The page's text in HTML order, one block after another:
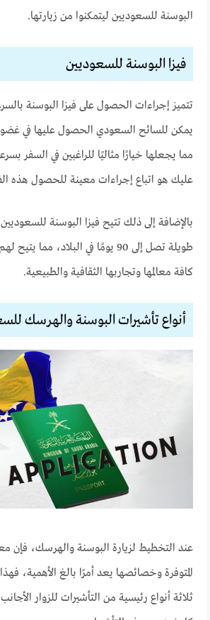
البوسنة للسعوديين ليتمكنوا من زيارتها.
فيزا البوسنة للسعوديين
تتميز إجراءات الحصول على فيزا البوسنة
يمكن للسائح السعودي الحصول عليها في
مما يجعلها خيارًا مثاليًا للراغبين في السفر
عليك هو اتباع إجراءات معينة للحصول هذه
بالإضافة إلى ذلك تتيح فيزا البوسنة للسعوديين
طويلة تصل إلى 90 يومًا في البلاد،
كافة معالمها وتجاربها الثقافية والطبيعية.
أنواع تأشيرات البوسنة والهرسك
عند التخطيط لزيارة البوسنة والهرسك، فإن
المتوفرة وخصائصها يعد أمرًا بالغ الأهمية،
ثلاثة أنواع رئيسية من التأشيرات للزوار